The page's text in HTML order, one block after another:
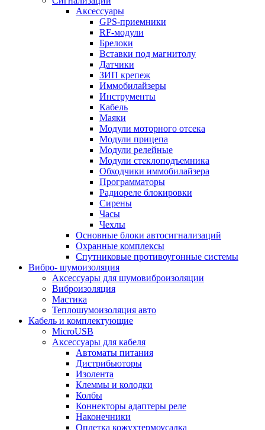
Аксессуары
GPS-приемники
RF-модули
Брелоки
Вставки под магнитолу
Датчики
ЗИП крепеж
Иммобилайзеры
Инструменты
Кабель
Маяки
Модули моторного отсека
Модули прицепа
Модули релейные
Модули стеклоподъемника
Обходчики иммобилайзера
Программаторы
Радиореле блокировки
Сирены
Часы
Чехлы
Основные блоки автосигнализаций
Охранные комплексы
Спутниковые противоугонные системы
Вибро- шумоизоляция
Аксессуары для шумовиброизоляции
Виброизоляция
Мастика
Теплошумоизоляция авто
Кабель и комплектующие
MicroUSB
Аксессуары для кабеля
Автоматы питания
Дистрибьюторы
Изолента
Клеммы и колодки
Колбы
Коннекторы адаптеры реле
Наконечники
Оплетка кожухтермоусадка